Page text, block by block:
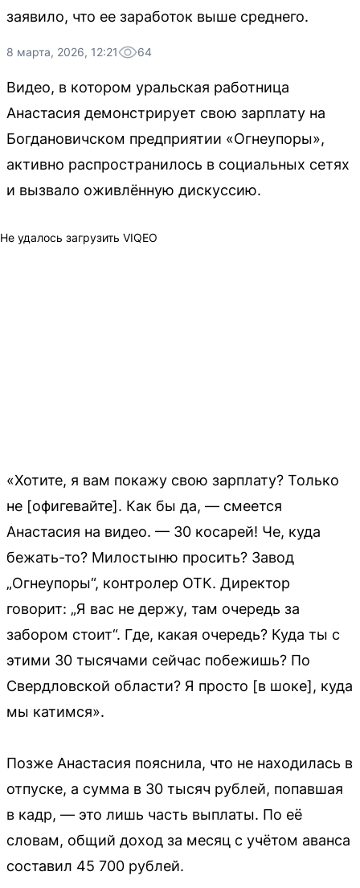
заявило, что ее заработок выше среднего.
8 марта, 2026, 12:21 64
Видео, в котором уральская работница
Анастасия демонстрирует свою зарплату на
Богдановичском предприятии «Огнеупоры»,
активно распространилось в социальных сетях
и вызвало оживлённую дискуссию.
Не удалось загрузить VIQEO
«Хотите, я вам покажу свою зарплату? Только
не [офигевайте]. Как бы да, — смеется
Анастасия на видео. — 30 косарей! Че, куда
бежать-то? Милостыню просить? Завод
„Огнеупоры“, контролер ОТК. Директор
говорит: „Я вас не держу, там очередь за
забором стоит“. Где, какая очередь? Куда ты с
этими 30 тысячами сейчас побежишь? По
Свердловской области? Я просто [в шоке], куда
мы катимся».
Позже Анастасия пояснила, что не находилась в
отпуске, а сумма в 30 тысяч рублей, попавшая
в кадр, — это лишь часть выплаты. По её
словам, общий доход за месяц с учётом аванса
составил 45 700 рублей.